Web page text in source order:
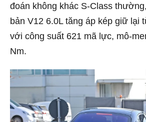
đoán không khác S-Class
bản V12 6.0L tăng áp kép giữ lại
với công suất 621 mã lực, mô-
Nm.